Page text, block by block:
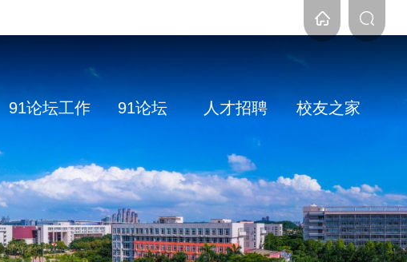
91论坛工作 91论坛 人才招聘 校友之家